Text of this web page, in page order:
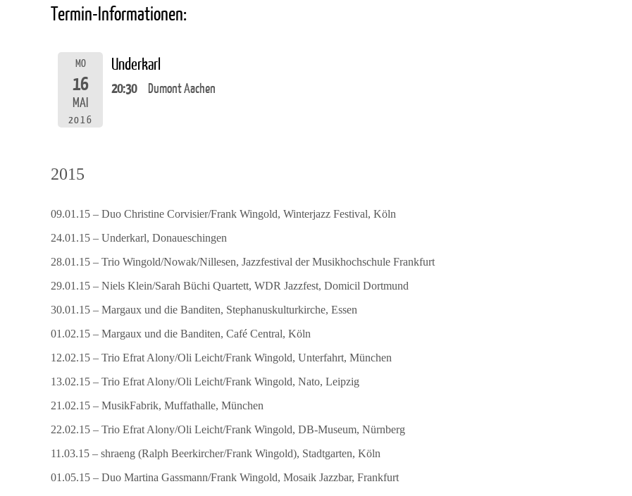
Termin-Informationen:
MO
16
MAI
2016
Underkarl
20:30 Dumont Aachen
2015
09.01.15 – Duo Christine Corvisier/Frank Wingold, Winterjazz Festival, Köln
24.01.15 – Underkarl, Donaueschingen
28.01.15 – Trio Wingold/Nowak/Nillesen, Jazzfestival der Musikhochschule Frankfurt
29.01.15 – Niels Klein/Sarah Büchi Quartett, WDR Jazzfest, Domicil Dortmund
30.01.15 – Margaux und die Banditen, Stephanuskulturkirche, Essen
01.02.15 – Margaux und die Banditen, Café Central, Köln
12.02.15 – Trio Efrat Alony/Oli Leicht/Frank Wingold, Unterfahrt, München
13.02.15 – Trio Efrat Alony/Oli Leicht/Frank Wingold, Nato, Leipzig
21.02.15 – MusikFabrik, Muffathalle, München
22.02.15 – Trio Efrat Alony/Oli Leicht/Frank Wingold, DB-Museum, Nürnberg
11.03.15 – shraeng (Ralph Beerkircher/Frank Wingold), Stadtgarten, Köln
01.05.15 – Duo Martina Gassmann/Frank Wingold, Mosaik Jazzbar, Frankfurt